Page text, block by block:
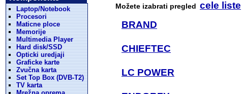
Laptop/Notebook
Procesori
Maticne ploce
Memorije
Multimedia Player
Hard disk/SSD
Opticki uredjaji
Graficke karte
Zvučna karta
Set Top Box (DVB-T2)
TV karta
Možete izabrati pregled cele liste
BRAND
CHIEFTEC
LC POWER